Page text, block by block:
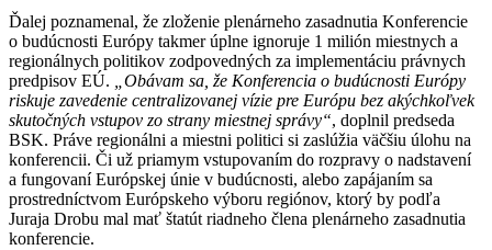
Ďalej poznamenal, že zloženie plenárneho zasadnutia Konferencie
o budúcnosti Európy takmer úplne ignoruje 1 milión miestnych a
regionálnych politikov zodpovedných za implementáciu právnych
predpisov EÚ.
„Obávam sa, že Konferencia o budúcnosti Európy
riskuje zavedenie centralizovanej vízie pre Európu bez akýchkoľvek
skutočných vstupov zo strany miestnej správy“, doplnil predseda
BSK. Práve regionálni a miestni politici si zaslúžia väčšiu úlohu na
konferencii. Či už priamym vstupovaním do rozpravy o nadstavení
a fungovaní Európskej únie v budúcnosti, alebo zapájaním sa
prostredníctvom Európskeho výboru regiónov, ktorý by podľa
Juraja Drobu mal mať štatút riadneho člena plenárneho zasadnutia
konferencie.